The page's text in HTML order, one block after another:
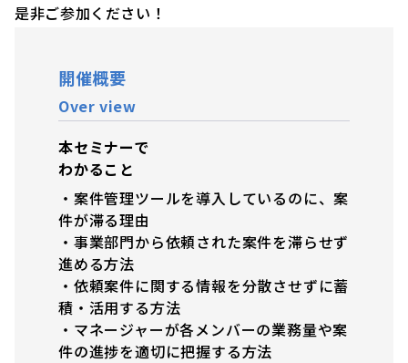
是非ご参加ください！
開催概要
Over view
本セミナーで
わかること
・ 案件管理ツールを導入しているのに、案
件が滞る理由
・事業部門から依頼された案件を滞らせず
進める方法
・依頼案件に関する情報を分散させずに蓄
積・活用する方法
・マネージャーが各メンバーの業務量や案
件の進捗を適切に把握する方法